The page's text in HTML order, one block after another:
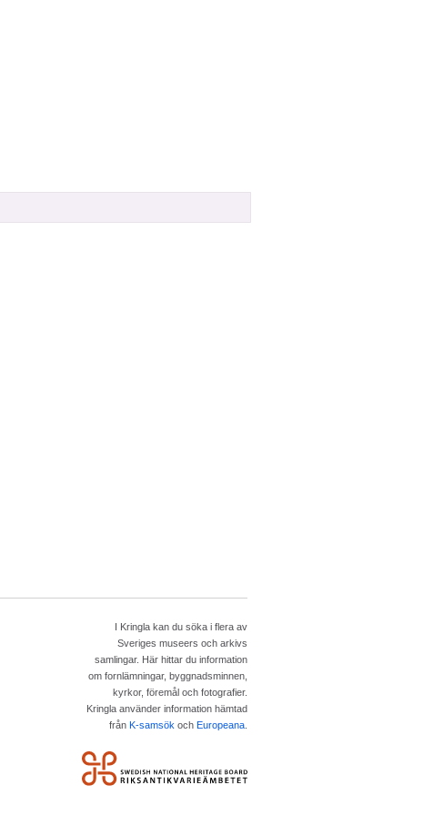
I Kringla kan du söka i flera av
Sveriges museers och arkivs
samlingar. Här hittar du information
om fornlämningar, byggnadsminnen,
kyrkor, föremål och fotografier.
Kringla använder information hämtad
från K-samsök och Europeana